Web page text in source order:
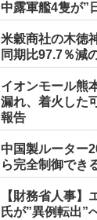
中露軍艦4隻が”
米穀商社の木徳
同期比97.7％減
イオンモール熊
漏れ、着火した
報告
中国製ルーター
ら完全制御でき
【財務省人事】
氏が”異例転出